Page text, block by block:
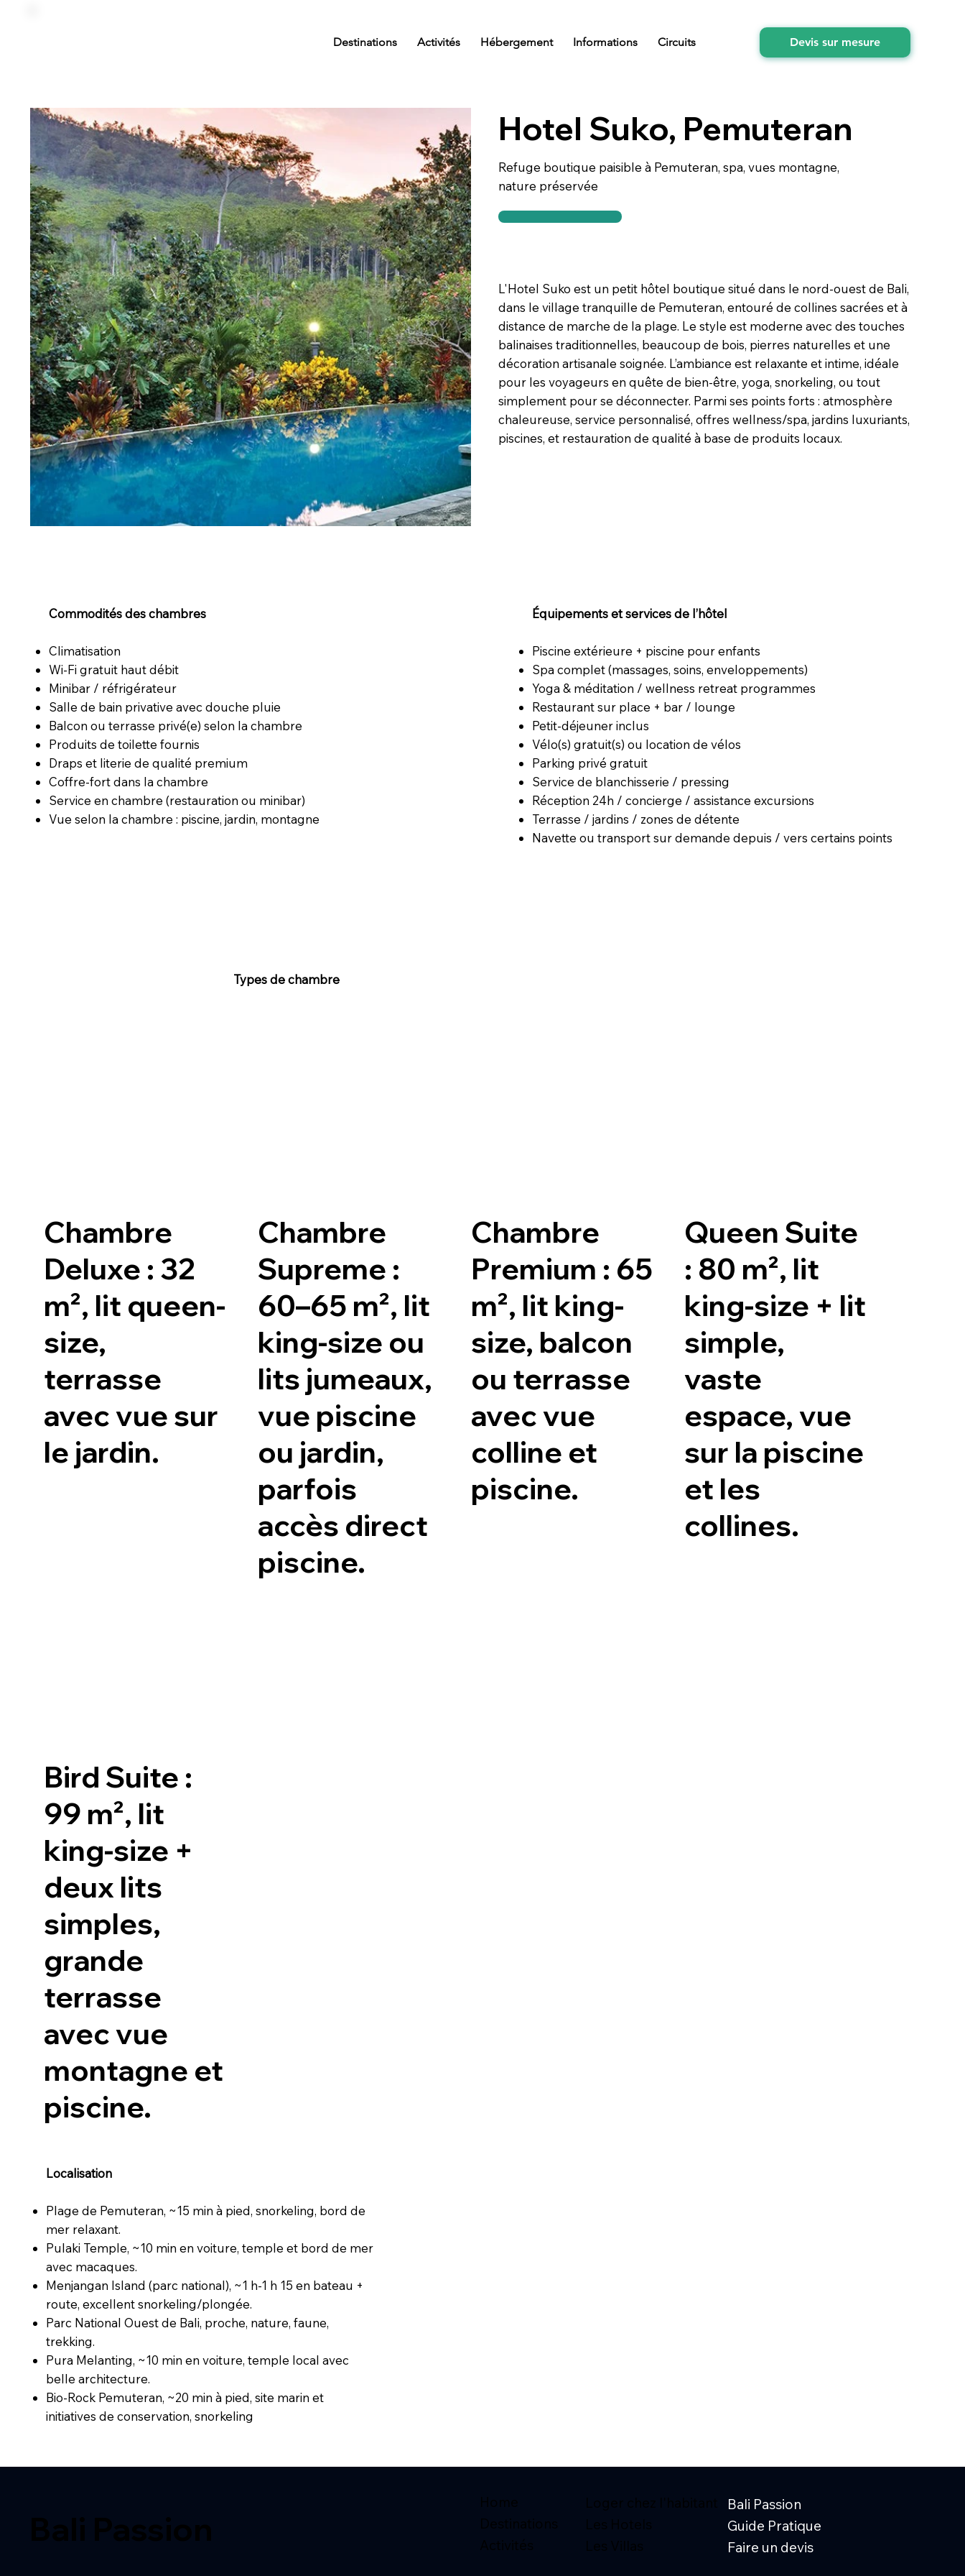
Destinations Activités Hébergement Informations Circuits Devis sur mesure
Hotel Suko, Pemuteran
Refuge boutique paisible à Pemuteran, spa, vues montagne,
nature préservée
L'Hotel Suko est un petit hôtel boutique situé dans le nord-ouest de Bali,
dans le village tranquille de Pemuteran, entouré de collines sacrées et à
distance de marche de la plage. Le style est moderne avec des touches
balinaises traditionnelles, beaucoup de bois, pierres naturelles et une
décoration artisanale soignée. L’ambiance est relaxante et intime, idéale
pour les voyageurs en quête de bien-être, yoga, snorkeling, ou tout
simplement pour se déconnecter. Parmi ses points forts : atmosphère
chaleureuse, service personnalisé, offres wellness/spa, jardins luxuriants,
piscines, et restauration de qualité à base de produits locaux.
Commodités des chambres
Climatisation
Wi-Fi gratuit haut débit
Minibar / réfrigérateur
Salle de bain privative avec douche pluie
Balcon ou terrasse privé(e) selon la chambre
Produits de toilette fournis
Draps et literie de qualité premium
Coffre-fort dans la chambre
Service en chambre (restauration ou minibar)
Vue selon la chambre : piscine, jardin, montagne
Équipements et services de l’hôtel
Piscine extérieure + piscine pour enfants
Spa complet (massages, soins, enveloppements)
Yoga & méditation / wellness retreat programmes
Restaurant sur place + bar / lounge
Petit-déjeuner inclus
Vélo(s) gratuit(s) ou location de vélos
Parking privé gratuit
Service de blanchisserie / pressing
Réception 24h / concierge / assistance excursions
Terrasse / jardins / zones de détente
Navette ou transport sur demande depuis / vers certains points
Types de chambre
Chambre
Deluxe : 32
m², lit queen-
size,
terrasse
avec vue sur
le jardin.
Chambre
Supreme :
60–65 m², lit
king-size ou
lits jumeaux,
vue piscine
ou jardin,
parfois
accès direct
piscine.
Chambre
Premium : 65
m², lit king-
size, balcon
ou terrasse
avec vue
colline et
piscine.
Queen Suite
: 80 m², lit
king-size + lit
simple,
vaste
espace, vue
sur la piscine
et les
collines.
Bird Suite :
99 m², lit
king-size +
deux lits
simples,
grande
terrasse
avec vue
montagne et
piscine.
Localisation
Plage de Pemuteran, ~15 min à pied, snorkeling, bord de
mer relaxant.
Pulaki Temple, ~10 min en voiture, temple et bord de mer
avec macaques.
Menjangan Island (parc national), ~1 h-1 h 15 en bateau +
route, excellent snorkeling/plongée.
Parc National Ouest de Bali, proche, nature, faune,
trekking.
Pura Melanting, ~10 min en voiture, temple local avec
belle architecture.
Bio-Rock Pemuteran, ~20 min à pied, site marin et
initiatives de conservation, snorkeling
Bali Passion
Guide Pratique
Faire un devis